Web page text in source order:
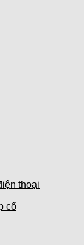
thoại
cổ